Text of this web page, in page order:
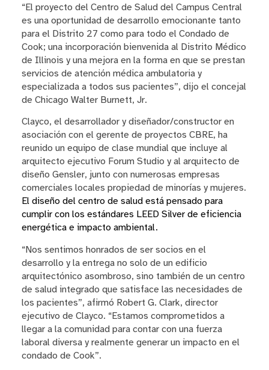
“El proyecto del Centro de Salud del Campus Central
es una oportunidad de desarrollo emocionante tanto
para el Distrito 27 como para todo el Condado de
Cook; una incorporación bienvenida al Distrito Médico
de Illinois y una mejora en la forma en que se prestan
servicios de atención médica ambulatoria y
especializada a todos sus pacientes”, dijo el concejal
de Chicago Walter Burnett, Jr.
Clayco, el desarrollador y diseñador/constructor en
asociación con el gerente de proyectos CBRE, ha
reunido un equipo de clase mundial que incluye al
arquitecto ejecutivo Forum Studio y al arquitecto de
diseño Gensler, junto con numerosas empresas
comerciales locales propiedad de minorías y mujeres.
El diseño del centro de salud está pensado para
cumplir con los estándares LEED Silver de eficiencia
energética e impacto ambiental.
“Nos sentimos honrados de ser socios en el
desarrollo y la entrega no solo de un edificio
arquitectónico asombroso, sino también de un centro
de salud integrado que satisface las necesidades de
los pacientes”, afirmó Robert G. Clark, director
ejecutivo de Clayco. “Estamos comprometidos a
llegar a la comunidad para contar con una fuerza
laboral diversa y realmente generar un impacto en el
condado de Cook”.